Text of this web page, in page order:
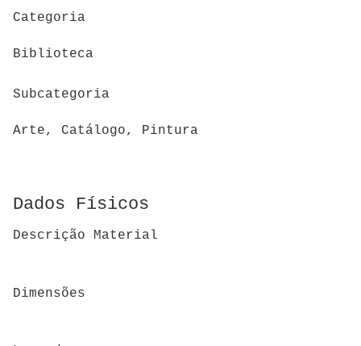
Categoria
Biblioteca
Subcategoria
Arte, Catálogo, Pintura
Dados Físicos
Descrição Material
Dimensões